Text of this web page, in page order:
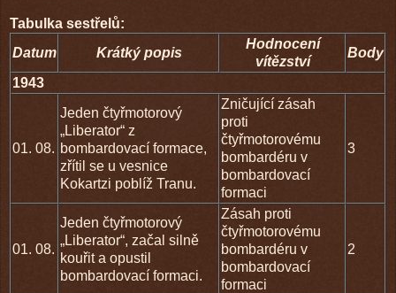
Tabulka sestřelů:
Datum
Krátký popis
Hodnocení
vítězství
Body
1943
01. 08.
Jeden čtyřmotorový
„Liberator“ z
bombardovací formace,
zřítil se u vesnice
Kokartzi poblíž Tranu.
Zničující zásah
proti
čtyřmotorovému
bombardéru v
bombardovací
formaci
3
01. 08.
Jeden čtyřmotorový
„Liberator“, začal silně
kouřit a opustil
bombardovací formaci.
Zásah proti
čtyřmotorovému
bombardéru v
bombardovací
formaci
2